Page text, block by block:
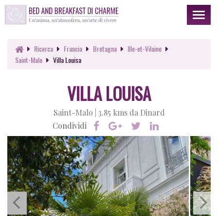
Toggle
Ricerca Francia Bretagna
Ille-et-Vilaine
Saint-Malo
Villa Louisa
VILLA LOUISA
Saint-Malo | 3.85 kms da Dinard
Condividi